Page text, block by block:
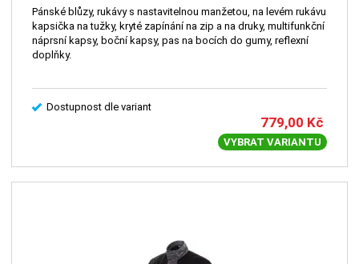
Pánské blůzy, rukávy s nastavitelnou manžetou, na levém rukávu
kapsička na tužky, kryté zapínání na zip a na druky, multifunkční
náprsní kapsy, boční kapsy, pas na bocích do gumy, reflexní
doplňky.
Dostupnost dle variant
779,00 Kč
VYBRAT VARIANTU